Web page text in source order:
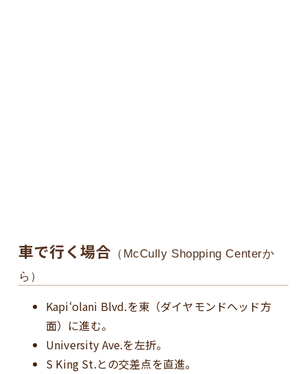
車で行く場合 （McCully Shopping Centerか
ら）
Kapiʻolani Blvd.を東（ダイヤモンドヘッド方
面）に進む。
University Ave.を左折。
S King St.との交差点を直進。